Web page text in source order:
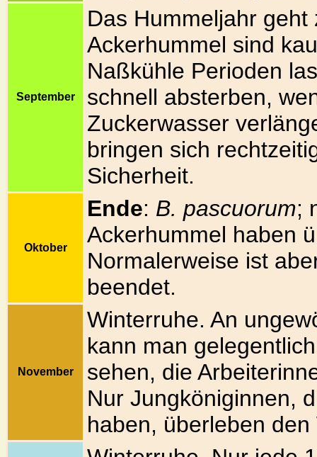
September
Das Hummeljahr
Ackerhummel sind
Naßkühle Perioden
schnell absterben,
Zuckerwasser
bringen sich
Sicherheit.
Oktober
Ende: B. pascuorum;
Ackerhummel haben
Normalerweise ist
beendet.
November
Winterruhe. An
kann man
sehen, die
Nur Jungköniginnen,
haben, überleben den